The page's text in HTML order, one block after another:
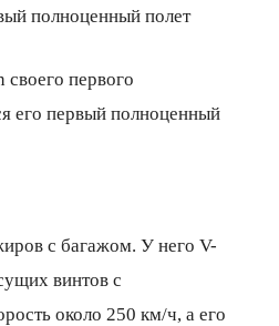
первого
его первый полноценный
с багажом. У него V-
винтов с
около 250 км/ч, а его